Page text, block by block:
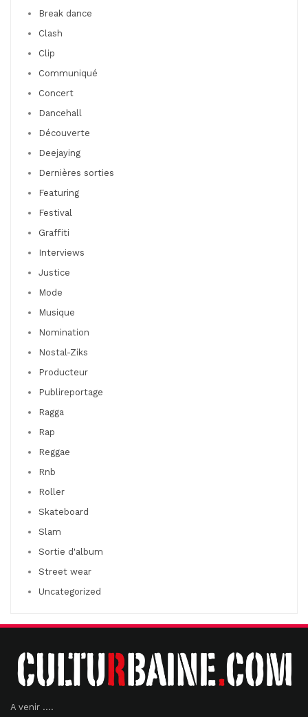
Break dance
Clash
Clip
Communiqué
Concert
Dancehall
Découverte
Deejaying
Dernières sorties
Featuring
Festival
Graffiti
Interviews
Justice
Mode
Musique
Nomination
Nostal-Ziks
Producteur
Publireportage
Ragga
Rap
Reggae
Rnb
Roller
Skateboard
Slam
Sortie d'album
Street wear
Uncategorized
A venir ....